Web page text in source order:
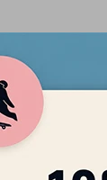
para
ángulo de
el trimming.